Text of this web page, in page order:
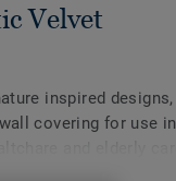
Velvet
inspired designs,
covering for use in